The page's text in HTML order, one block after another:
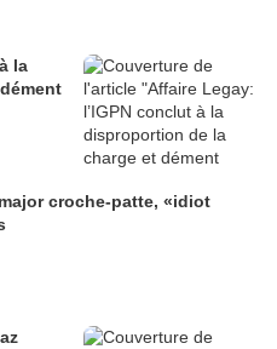
la
croche-patte, «idiot